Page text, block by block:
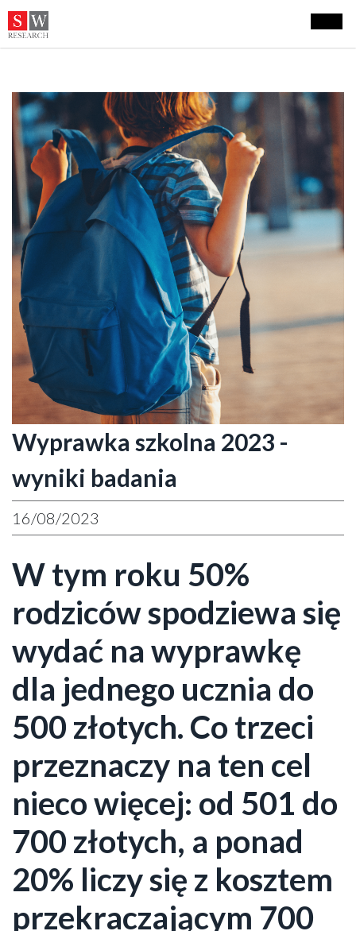
Wyprawka szkolna 2023 -
wyniki badania
16/08/2023
W tym roku 50%
rodziców spodziewa się
wydać na wyprawkę
dla jednego ucznia do
500 złotych. Co trzeci
przeznaczy na ten cel
nieco więcej: od 501 do
700 złotych, a ponad
20% liczy się z kosztem
przekraczającym 700